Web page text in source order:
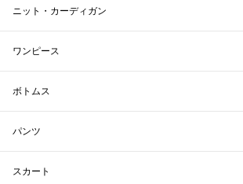
ニット・カーディガン
ワンピース
ボトムス
パンツ
スカート